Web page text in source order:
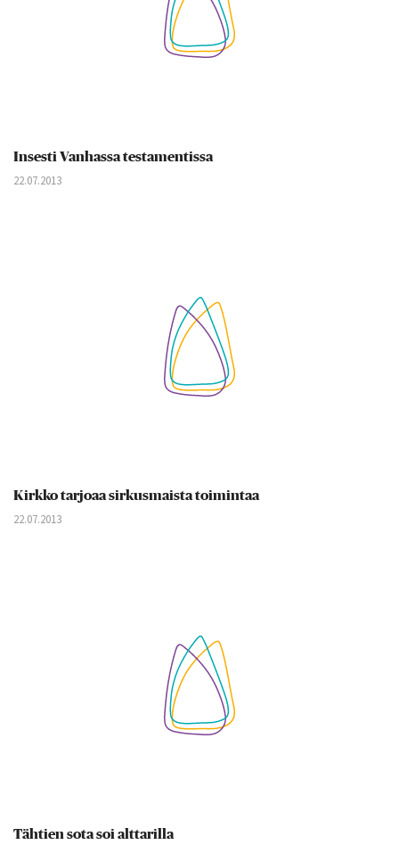
Insesti Vanhassa testamentissa
22.07.2013
Kirkko tarjoaa sirkusmaista toimintaa
22.07.2013
Tähtien sota soi alttarilla